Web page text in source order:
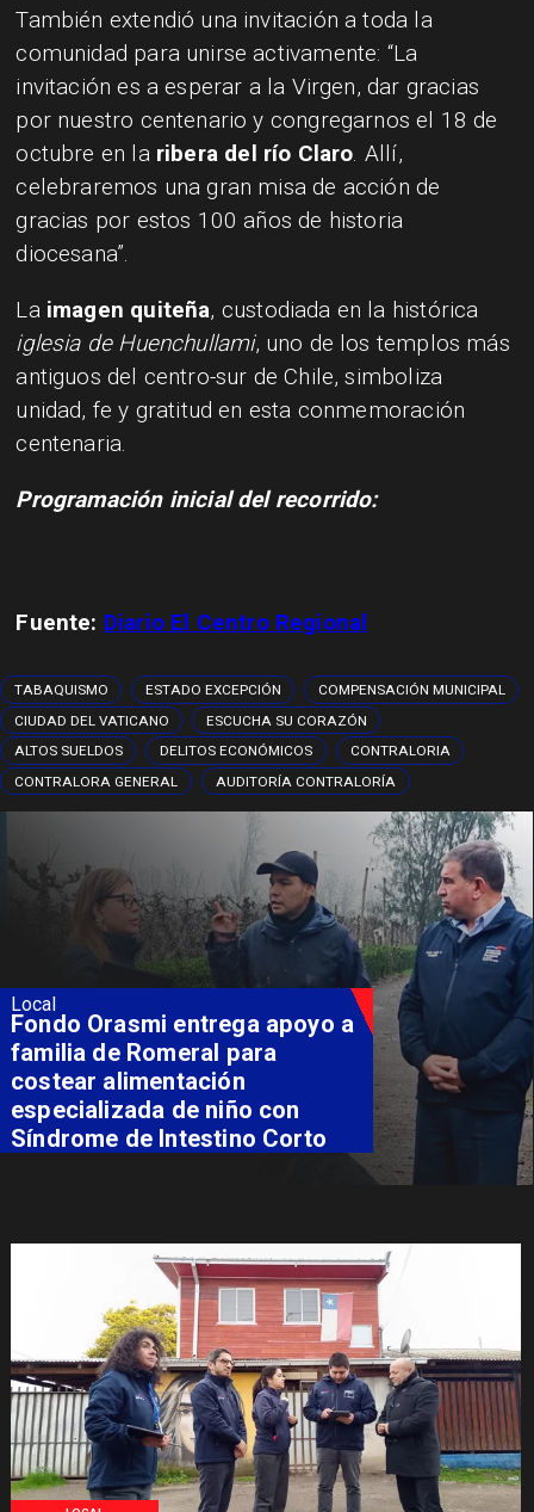
También extendió una invitación a toda la
comunidad para unirse activamente: “La
invitación es a esperar a la Virgen, dar gracias
por nuestro centenario y congregarnos el 18 de
octubre en la ribera del río Claro. Allí,
celebraremos una gran misa de acción de
gracias por estos 100 años de historia
diocesana”.
La imagen quiteña, custodiada en la histórica
iglesia de Huenchullami, uno de los templos más
antiguos del centro-sur de Chile, simboliza
unidad, fe y gratitud en esta conmemoración
centenaria.
Programación inicial del recorrido:
Fuente: Diario El Centro Regional
TABAQUISMO ESTADO EXCEPCIÓN
COMPENSACIÓN MUNICIPAL
CIUDAD DEL VATICANO
ESCUCHA SU CORAZÓN
ALTOS SUELDOS
DELITOS ECONÓMICOS
CONTRALORIA
CONTRALORA GENERAL
AUDITORÍA CONTRALORÍA
Local
Fondo Orasmi entrega apoyo a
familia de Romeral para
costear alimentación
especializada de niño con
Síndrome de Intestino Corto